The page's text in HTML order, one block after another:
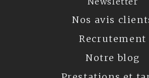
Nos avis
Recrutement
Notre blog